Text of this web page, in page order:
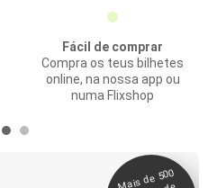
Fácil de comprar
Compra os teus bilhetes
online, na nossa app ou
numa Flixshop
Mais de 500
confia
m e